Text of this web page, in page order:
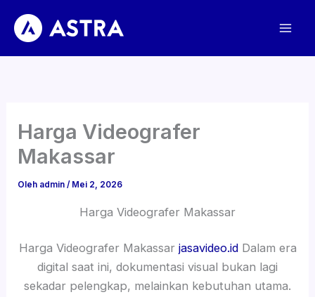
konten
Harga Videografer
Makassar
Oleh admin/ Mei 2, 2026
Harga Videografer Makassar
Harga Videografer Makassar jasavideo.idDalam era
digital saat ini, dokumentasi visual bukan lagi
sekadar pelengkap, melainkan kebutuhan utama.